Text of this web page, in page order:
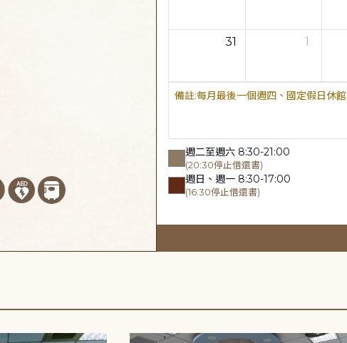
31 1
每月最後一個週四、國定假日休館
週二至週六 8:30-21:00
(20:30停止借還書)
週日、週一 8:30-17:00
(16:30停止借還書)